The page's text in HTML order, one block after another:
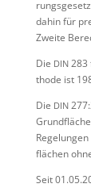
dahin für
Zweite
Die DIN283
thode ist
Die DIN
flä­chen
Seit